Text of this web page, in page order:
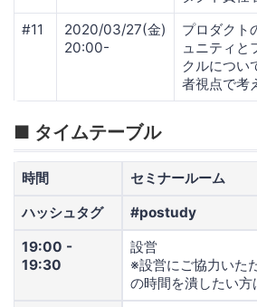
#11
2020/03/27(金)
20:00-
プロダクト
ュニティと
クルについ
者視点で考
■ タイムテーブル
時間
セミナールーム
ハッシュタグ
#postudy
19:00 -
19:30
設営
※設営にご協力いた
の時間を潰したい